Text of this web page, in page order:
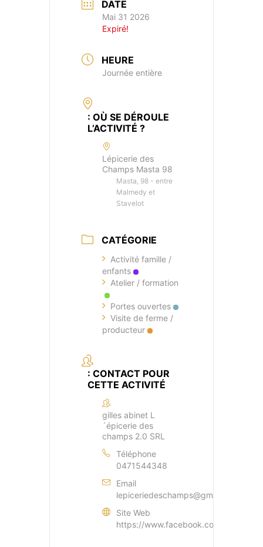
DATE
Mai 31 2026
Expiré!
HEURE
Journée entière
: OÙ SE DÉROULE
L’ACTIVITÉ ?
Lépicerie des
Champs Masta 98
Masta, 98 - entre
Malmedy et
Stavelot
CATÉGORIE
Activité famille /
enfants
Atelier / formation
Portes ouvertes
Visite de ferme /
producteur
: CONTACT POUR
CETTE ACTIVITÉ
gilles abinet L
´épicerie des
champs 2.0 SRL
Téléphone
0471544348
Email
lepiceriedeschamps@gmail.com
Site Web
https://www.facebook.com/